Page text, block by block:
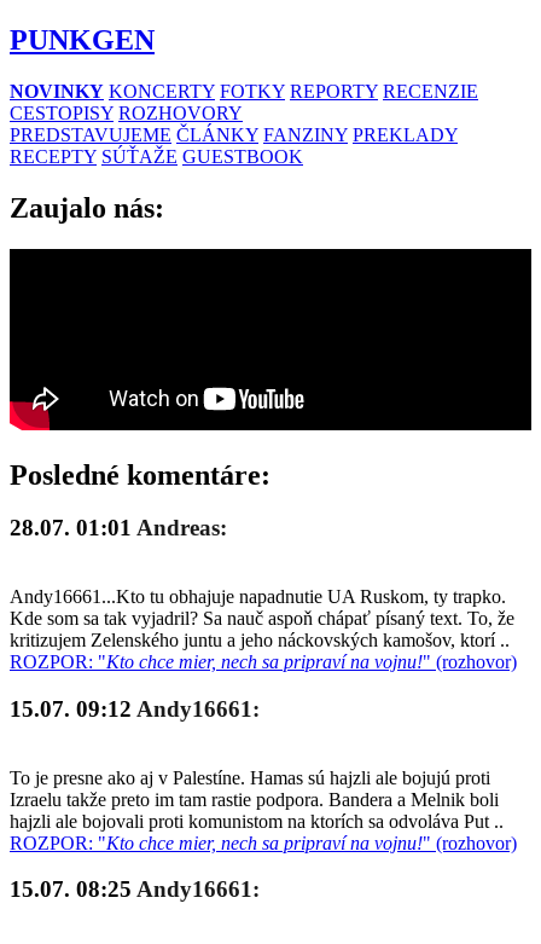
PUNKGEN
NOVINKY KONCERTY FOTKY REPORTY RECENZIE
CESTOPISY ROZHOVORY
PREDSTAVUJEME ČLÁNKY FANZINY PREKLADY
RECEPTY SÚŤAŽE GUESTBOOK
Zaujalo nás:
Posledné komentáre:
28.07. 01:01 Andreas:
Andy16661...Kto tu obhajuje napadnutie UA Ruskom, ty trapko.
Kde som sa tak vyjadril? Sa nauč aspoň chápať písaný text. To, že
kritizujem Zelenského juntu a jeho náckovských kamošov, ktorí ..
ROZPOR: "Kto chce mier, nech sa pripraví na vojnu!" (rozhovor)
15.07. 09:12 Andy16661:
To je presne ako aj v Palestíne. Hamas sú hajzli ale bojujú proti
Izraelu takže preto im tam rastie podpora. Bandera a Melnik boli
hajzli ale bojovali proti komunistom na ktorích sa odvoláva Put ..
ROZPOR: "Kto chce mier, nech sa pripraví na vojnu!" (rozhovor)
15.07. 08:25 Andy16661: